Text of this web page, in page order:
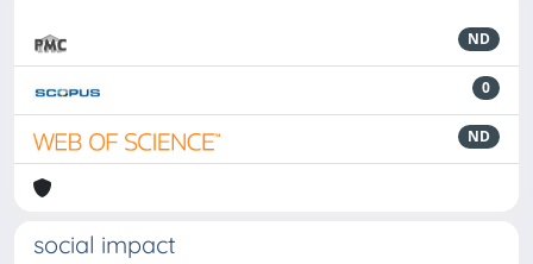
ND
0
ND
social impact